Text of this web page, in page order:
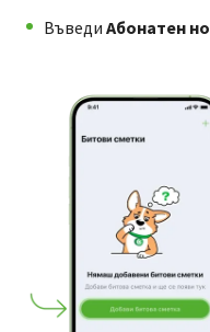
Въведи Абонатен